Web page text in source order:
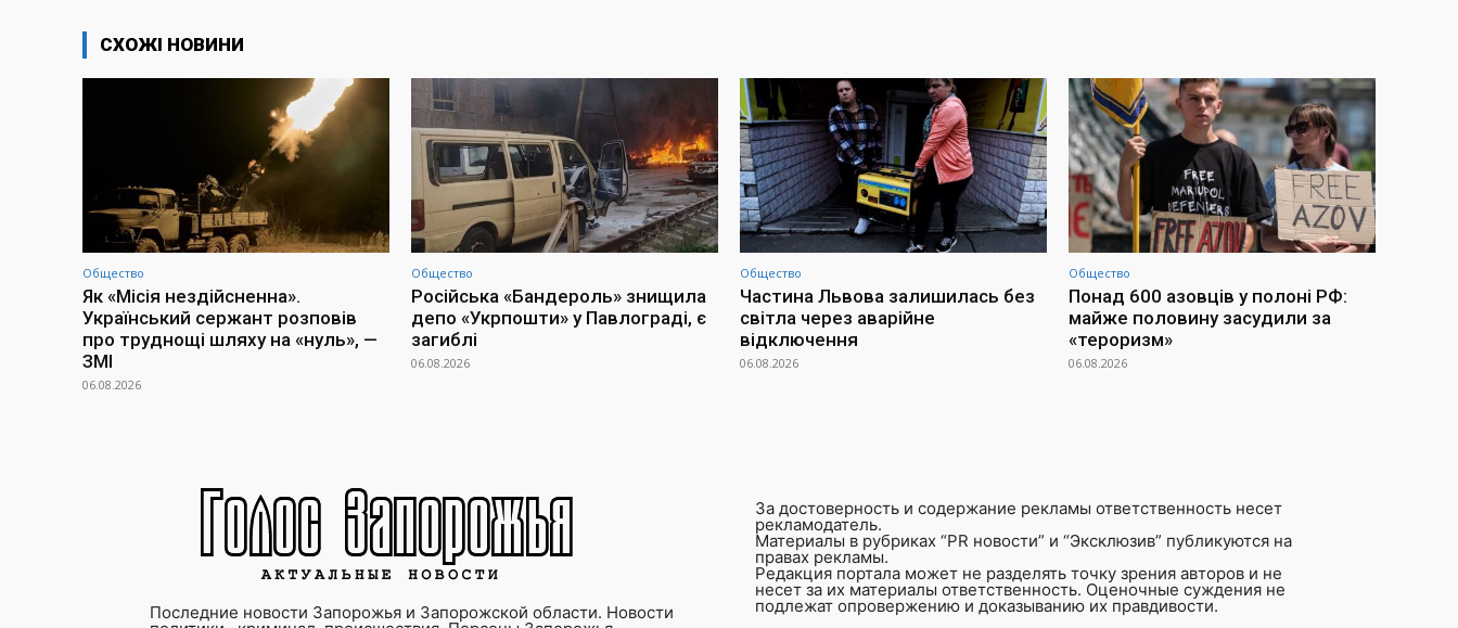
СХОЖІ НОВИНИ
Общество
Як «Місія нездійсненна».
Український сержант розповів
про труднощі шляху на «нуль», —
ЗМІ
06.08.2026
Общество
Російська «Бандероль» знищила
депо «Укрпошти» у Павлограді, є
загиблі
06.08.2026
Общество
Частина Львова залишилась без
світла через аварійне
відключення
06.08.2026
Общество
Понад 600 азовців у полоні РФ:
майже половину засудили за
«тероризм»
06.08.2026
Последние новости Запорожья и Запорожской области. Новости
За достоверность и содержание рекламы ответственность несет
рекламодатель.
Материалы в рубриках “PR новости” и “Эксклюзив” публикуются на
правах рекламы.
Редакция портала может не разделять точку зрения авторов и не
несет за их материалы ответственность. Оценочные суждения не
подлежат опровержению и доказыванию их правдивости.